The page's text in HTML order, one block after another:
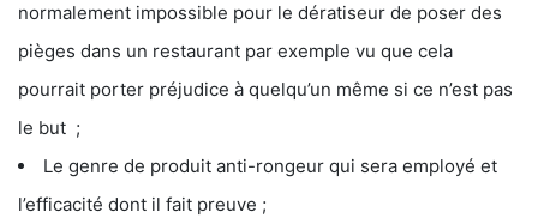
normalement impossible pour le dératiseur de poser des
pièges dans un restaurant par exemple vu que cela
pourrait porter préjudice à quelqu’un même si ce n’est pas
le but ;
Le genre de produit anti-rongeur qui sera employé et
l’efficacité dont il fait preuve ;